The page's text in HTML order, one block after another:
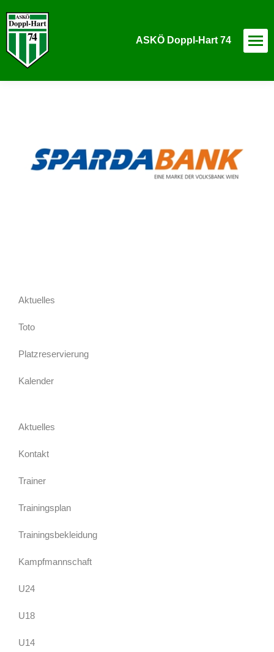
ASKÖ Doppl-Hart 74
Aktuelles
Toto
Platzreservierung
Kalender
Aktuelles
Kontakt
Trainer
Trainingsplan
Trainingsbekleidung
Kampfmannschaft
U24
U18
U14